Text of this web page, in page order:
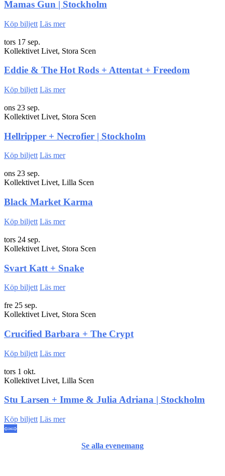
Mamas Gun | Stockholm
Köp biljett Läs mer
tors 17 sep.
Kollektivet Livet, Stora Scen
Eddie & The Hot Rods + Attentat + Freedom
Köp biljett Läs mer
ons 23 sep.
Kollektivet Livet, Stora Scen
Hellripper + Necrofier | Stockholm
Köp biljett Läs mer
ons 23 sep.
Kollektivet Livet, Lilla Scen
Black Market Karma
Köp biljett Läs mer
tors 24 sep.
Kollektivet Livet, Stora Scen
Svart Katt + Snake
Köp biljett Läs mer
fre 25 sep.
Kollektivet Livet, Stora Scen
Crucified Barbara + The Crypt
Köp biljett Läs mer
tors 1 okt.
Kollektivet Livet, Lilla Scen
Stu Larsen + Imme & Julia Adriana | Stockholm
Köp biljett Läs mer
⇦⇨
Se alla evenemang